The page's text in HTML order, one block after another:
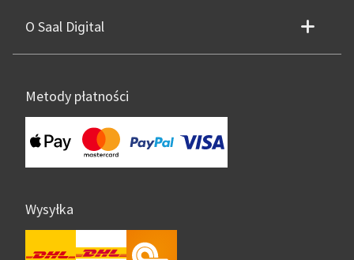
O Saal Digital
Metody płatności
Wysyłka